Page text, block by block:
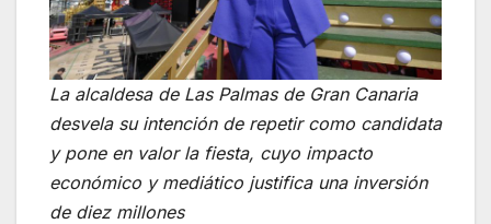
La alcaldesa de Las Palmas de Gran Canaria
desvela su intención de repetir como candidata
y pone en valor la fiesta, cuyo impacto
económico y mediático justifica una inversión
de diez millones